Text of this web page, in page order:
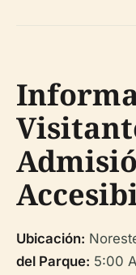
Ubicación:
del Parque: 5:00